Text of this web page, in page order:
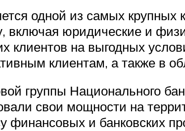
одной из самых крупных
включая юридические и
клиентов на выгодных
клиентам, а также в
группы Национального
свои мощности на
и банковских